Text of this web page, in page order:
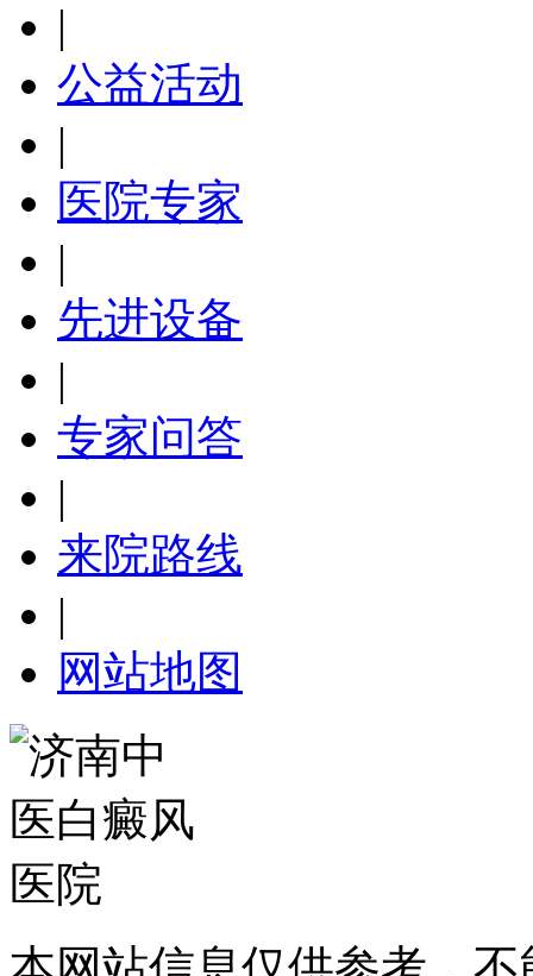
|
公益活动
|
医院专家
|
先进设备
|
专家问答
|
来院路线
|
网站地图